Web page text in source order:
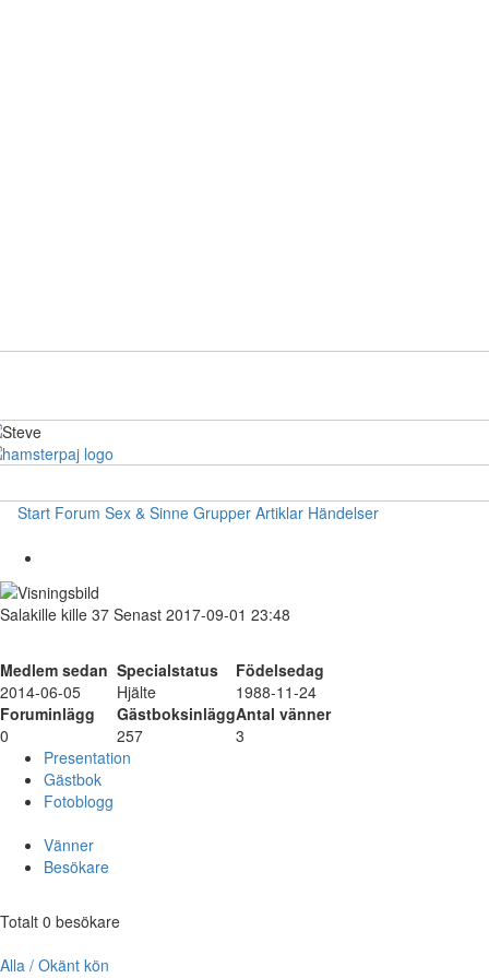
Start Forum Sex & Sinne Grupper Artiklar Händelser
Salakille kille 37 Senast 2017-09-01 23:48
Medlem sedan Specialstatus
Födelsedag
2014-06-05
Hjälte
1988-11-24
Foruminlägg
GästboksinläggAntal vänner
0
257
3
Presentation
Gästbok
Fotoblogg
Vänner
Besökare
Totalt 0 besökare
Alla / Okänt kön